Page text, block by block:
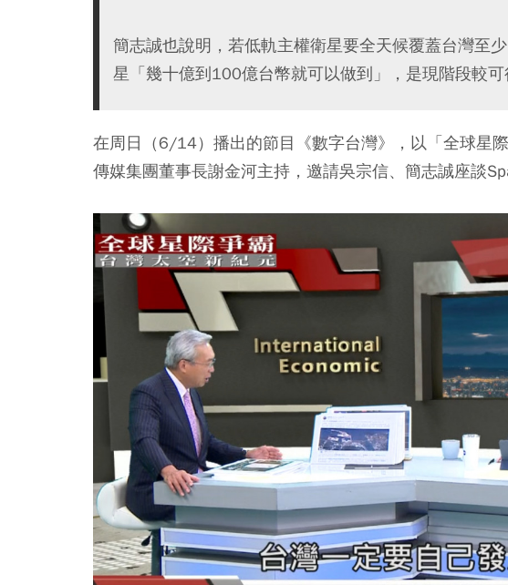
簡志誠也說明，若低軌主權衛星要全天候覆蓋台灣至
星「幾十億到100億台幣就可以做到」，是現階段較可
在周日（6/14）播出的節目《數字台灣》，以「全球星
傳媒集團董事長謝金河主持，邀請吳宗信、簡志誠座談